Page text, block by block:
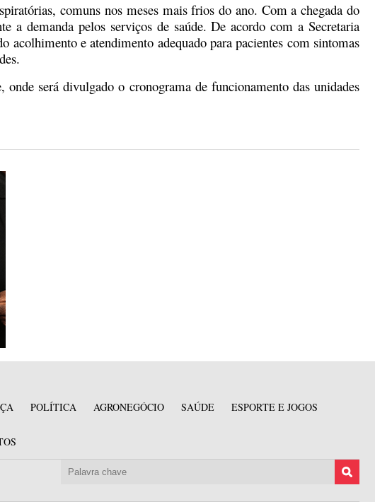
comuns nos meses mais frios do ano. Com a chegada do
a demanda pelos serviços de saúde. De acordo com a Secretaria
e atendimento adequado para pacientes com sintomas
será divulgado o cronograma de funcionamento das unidades
POLÍTICA AGRONEGÓCIO SAÚDE ESPORTE E JOGOS